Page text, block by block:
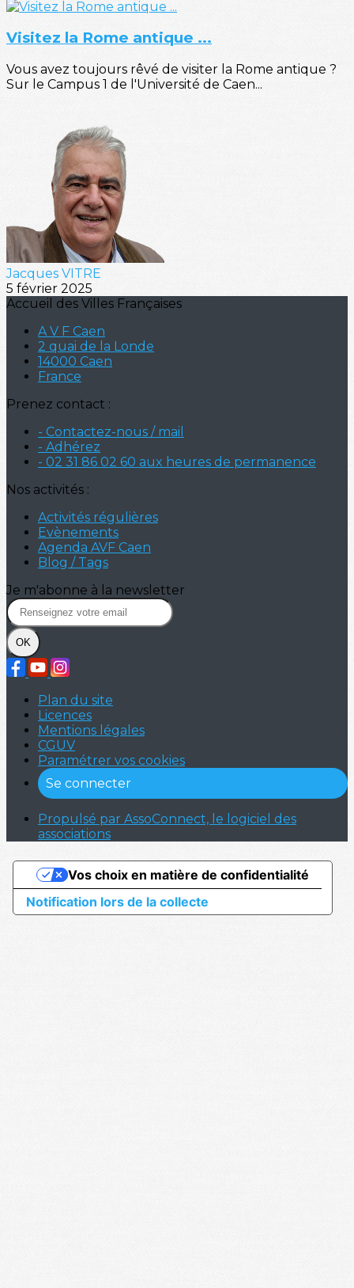
Visitez la Rome antique ...
Vous avez toujours rêvé de visiter la Rome antique ?
Sur le Campus 1 de l'Université de Caen...
Jacques VITRE
5 février 2025
Accueil des Villes Françaises
A V F Caen
2 quai de la Londe
14000 Caen
France
Prenez contact :
- Contactez-nous / mail
- Adhérez
- 02 31 86 02 60 aux heures de permanence
Nos activités :
Activités régulières
Evènements
Agenda AVF Caen
Blog / Tags
Je m'abonne à la newsletter
OK
Plan du site
Licences
Mentions légales
CGUV
Paramétrer vos cookies
Se connecter
Propulsé par AssoConnect, le logiciel des
associations
Notification lors de la collecte
Vos choix en matière de confidentialité